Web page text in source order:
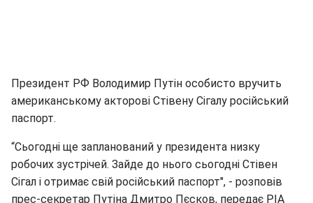
Президент РФ Володимир Путін особисто вручить
американському акторові Стівену Сігалу російський
паспорт.
“Сьогодні ще запланований у президента низку
робочих зустрічей. Зайде до нього сьогодні Стівен
Сігал і отримає свій російський паспорт", - розповів
прес-секретар Путіна Дмитро Пєсков, передає РІА